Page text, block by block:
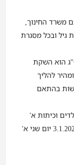
משרד החינוך,
גיל ובכל מסגרת
הוא השקת
להליך
בהתאם
וכיתות א'
לשנת הלימודים תשפ"ג יתקיים בין התאריכים 3.1.2022 יום שני א'